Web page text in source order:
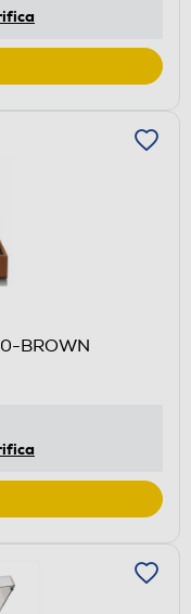
BROWN